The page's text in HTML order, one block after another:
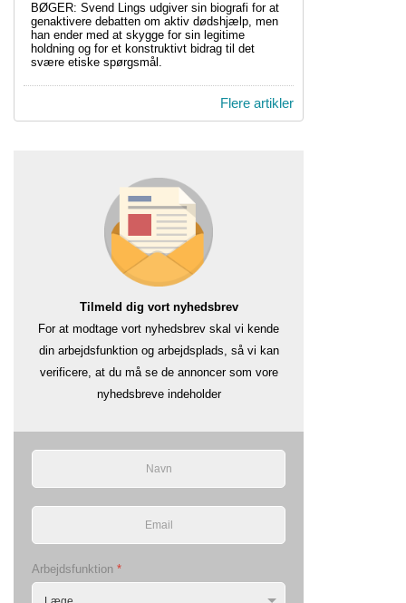
BØGER: Svend Lings udgiver sin biografi for at
genaktivere debatten om aktiv dødshjælp, men
han ender med at skygge for sin legitime
holdning og for et konstruktivt bidrag til det
svære etiske spørgsmål.
Flere artikler
Tilmeld dig vort nyhedsbrev
For at modtage vort nyhedsbrev skal vi kende
din arbejdsfunktion og arbejdsplads, så vi kan
verificere, at du må se de annoncer som vore
nyhedsbreve indeholder
Arbejdsfunktion *